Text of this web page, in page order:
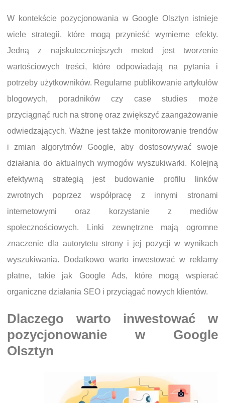
W kontekście pozycjonowania w Google Olsztyn istnieje
wiele strategii, które mogą przynieść wymierne efekty.
Jedną z najskuteczniejszych metod jest tworzenie
wartościowych treści, które odpowiadają na pytania i
potrzeby użytkowników. Regularne publikowanie artykułów
blogowych, poradników czy case studies może
przyciągnąć ruch na stronę oraz zwiększyć zaangażowanie
odwiedzających. Ważne jest także monitorowanie trendów
i zmian algorytmów Google, aby dostosowywać swoje
działania do aktualnych wymogów wyszukiwarki. Kolejną
efektywną strategią jest budowanie profilu linków
zwrotnych poprzez współpracę z innymi stronami
internetowymi oraz korzystanie z mediów
społecznościowych. Linki zewnętrzne mają ogromne
znaczenie dla autorytetu strony i jej pozycji w wynikach
wyszukiwania. Dodatkowo warto inwestować w reklamy
płatne, takie jak Google Ads, które mogą wspierać
organiczne działania SEO i przyciągać nowych klientów.
Dlaczego warto inwestować w
pozycjonowanie w Google
Olsztyn